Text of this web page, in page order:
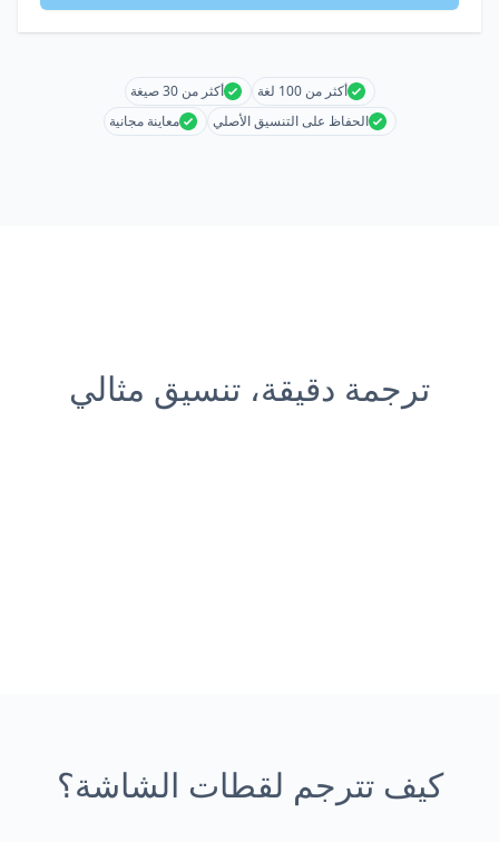
أكثر من 100 لغة
أكثر من 30 صيغة
الحفاظ على التنسيق الأصلي
معاينة مجانية
ترجمة دقيقة، تنسيق مثالي
كيف تترجم لقطات الشاشة؟